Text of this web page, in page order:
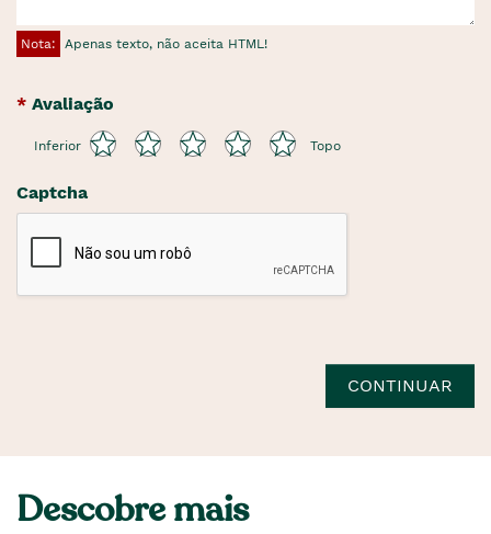
Nota: Apenas texto, não aceita HTML!
Avaliação
Inferior Topo
Captcha
CONTINUAR
Descobre mais